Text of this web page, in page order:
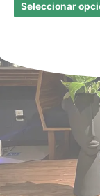
Seleccionar